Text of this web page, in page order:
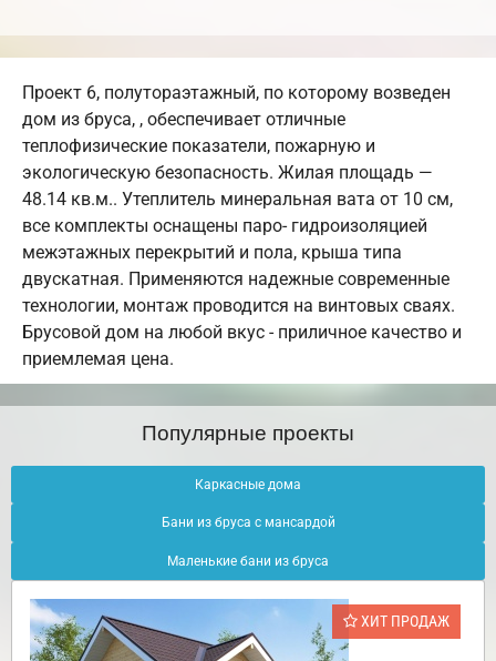
Проект 6, полутораэтажный, по которому возведен
дом из бруса, , обеспечивает отличные
теплофизические показатели, пожарную и
экологическую безопасность. Жилая площадь —
48.14 кв.м.. Утеплитель минеральная вата от 10 см,
все комплекты оснащены паро- гидроизоляцией
межэтажных перекрытий и пола, крыша типа
двускатная. Применяются надежные современные
технологии, монтаж проводится на винтовых сваях.
Брусовой дом на любой вкус - приличное качество и
приемлемая цена.
Популярные проекты
Каркасные дома
Бани из бруса с мансардой
Маленькие бани из бруса
ХИТ ПРОДАЖ